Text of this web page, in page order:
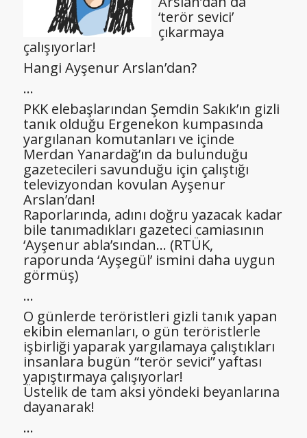
‘terör sevici’
çıkarmaya
çalışıyorlar!
Hangi Ayşenur Arslan’dan?
…
PKK elebaşlarından Şemdin Sakık’ın gizli
tanık olduğu Ergenekon kumpasında
yargılanan komutanları ve içinde
Merdan Yanardağ’ın da bulunduğu
gazetecileri savunduğu için çalıştığı
televizyondan kovulan Ayşenur
Arslan’dan!
Raporlarında, adını doğru yazacak kadar
bile tanımadıkları gazeteci camiasının
‘Ayşenur abla’sından… (RTÜK,
raporunda ‘Ayşegül’ ismini daha uygun
görmüş)
…
O günlerde teröristleri gizli tanık yapan
ekibin elemanları, o gün teröristlerle
işbirliği yaparak yargılamaya çalıştıkları
insanlara bugün “terör sevici” yaftası
yapıştırmaya çalışıyorlar!
Üstelik de tam aksi yöndeki beyanlarına
dayanarak!
…